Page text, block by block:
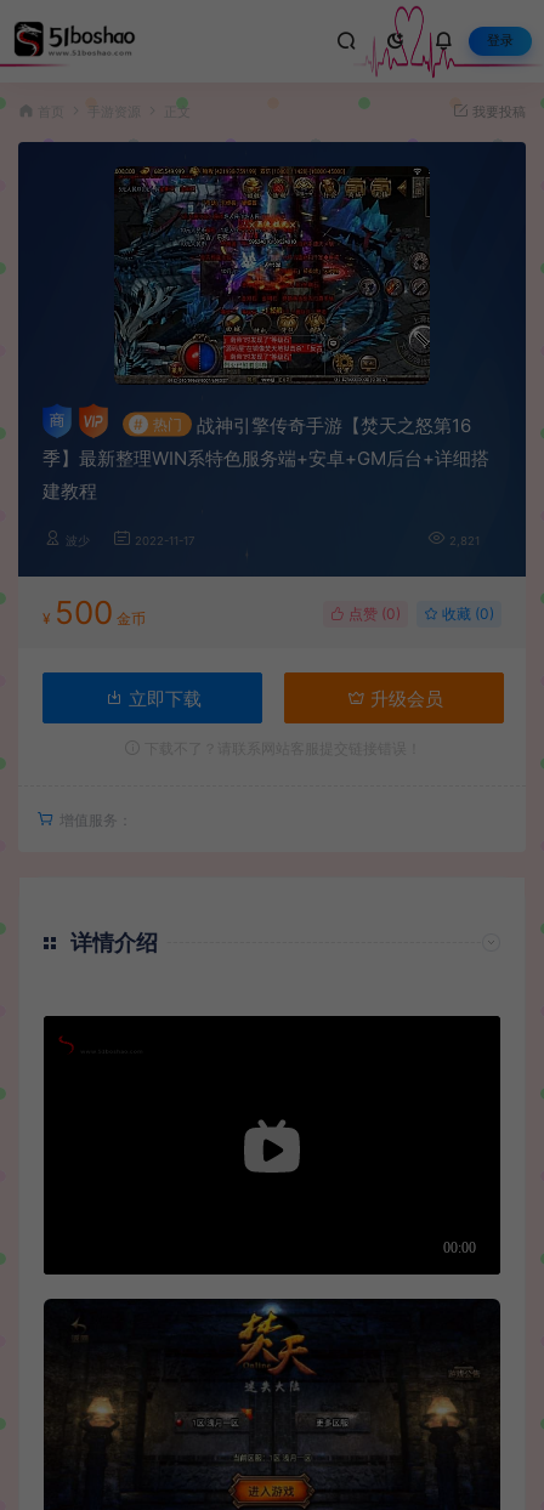
登录
手游资源 正文 我要投稿
# 热门
战神引擎传奇手游【焚天之怒第16
季】最新整理WIN系特色服务端+安卓+GM后台+详细搭
建教程
波少 2022-11-17 2,821
¥ 500 金币 点赞 (0) 收藏 (0)
立即下载 升级会员
增值服务：
详情介绍